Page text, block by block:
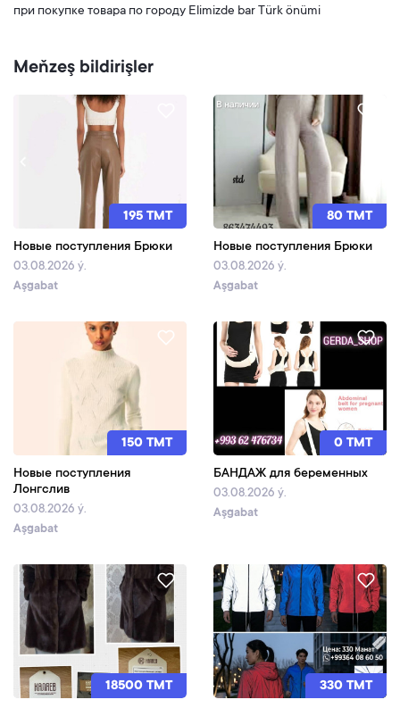
при покупке товара по городу Elimizde bar Türk önümi
Meňzeş bildirişler
195 TMT
Новые поступления Брюки
03.08.2026 ý.
Aşgabat
80 TMT
Новые поступления Брюки
03.08.2026 ý.
Aşgabat
150 TMT
Новые поступления
Лонгслив
03.08.2026 ý.
Aşgabat
0 TMT
БАНДАЖ для беременных
03.08.2026 ý.
Aşgabat
18500 TMT 330 TMT